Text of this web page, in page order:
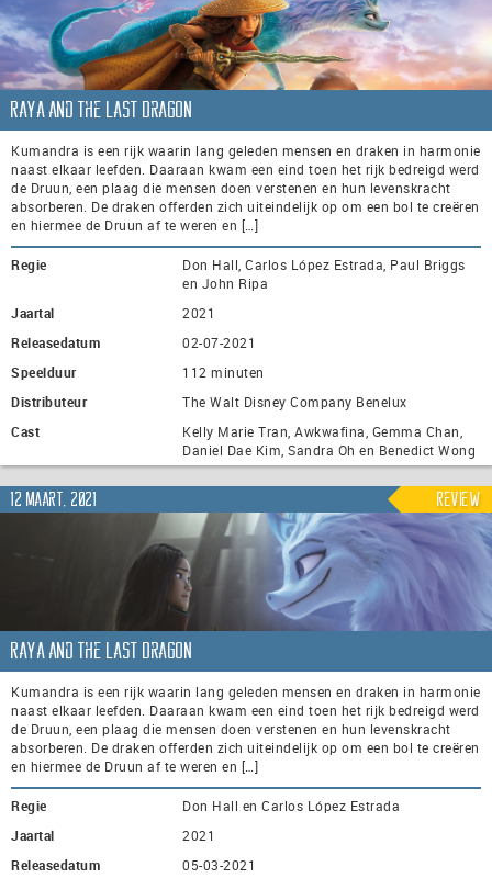
Raya and the Last Dragon
Kumandra is een rijk waarin lang geleden mensen en draken in harmonie
naast elkaar leefden. Daaraan kwam een eind toen het rijk bedreigd werd
de Druun, een plaag die mensen doen verstenen en hun levenskracht
absorberen. De draken offerden zich uiteindelijk op om een bol te creëren
en hiermee de Druun af te weren en […]
Regie
Don Hall, Carlos López Estrada, Paul Briggs
en John Ripa
Jaartal
2021
Releasedatum
02-07-2021
Speelduur
112 minuten
Distributeur
The Walt Disney Company Benelux
Cast
Kelly Marie Tran, Awkwafina, Gemma Chan,
Daniel Dae Kim, Sandra Oh en Benedict Wong
12 maart, 2021 Review
Raya and the Last Dragon
Kumandra is een rijk waarin lang geleden mensen en draken in harmonie
naast elkaar leefden. Daaraan kwam een eind toen het rijk bedreigd werd
de Druun, een plaag die mensen doen verstenen en hun levenskracht
absorberen. De draken offerden zich uiteindelijk op om een bol te creëren
en hiermee de Druun af te weren en […]
Regie
Don Hall en Carlos López Estrada
Jaartal
2021
Releasedatum
05-03-2021